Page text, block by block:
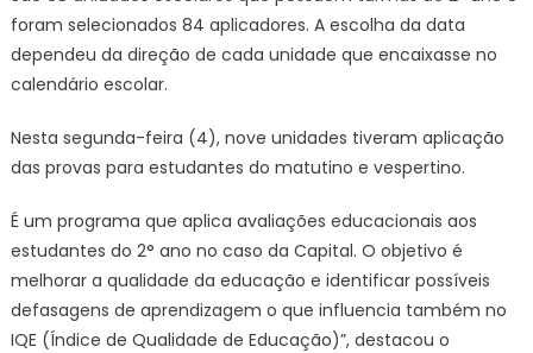
foram selecionados 84 aplicadores. A escolha da data
dependeu da direção de cada unidade que encaixasse no
calendário escolar.
Nesta segunda-feira (4), nove unidades tiveram aplicação
das provas para estudantes do matutino e vespertino.
É um programa que aplica avaliações educacionais aos
estudantes do 2° ano no caso da Capital. O objetivo é
melhorar a qualidade da educação e identificar possíveis
defasagens de aprendizagem o que influencia também no
IQE (Índice de Qualidade de Educação)”, destacou o